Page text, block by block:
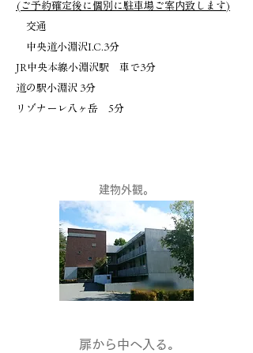
(
ご予約確定後に個別に駐車場ご案内致します)​
交通
中央道小淵沢I.C.3分
JR中央本線小淵沢駅 車で3分
​道の駅小淵沢 3分
リゾナーレ八ヶ岳 5分
建物外観。
​扉から中へ入る。